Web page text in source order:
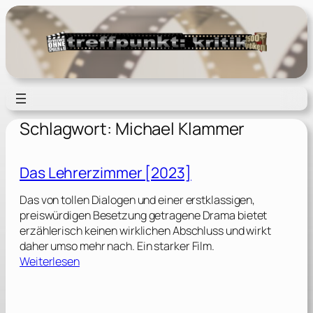
Zum
Inhalt
springen
Schlagwort: Michael Klammer
Das Lehrerzimmer [2023]
Das von tollen Dialogen und einer erstklassigen,
preiswürdigen Besetzung getragene Drama bietet
erzählerisch keinen wirklichen Abschluss und wirkt
daher umso mehr nach. Ein starker Film.
Weiterlesen: